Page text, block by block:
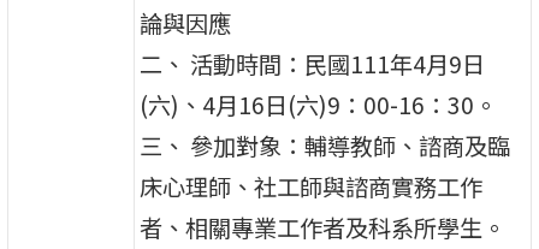
論與因應
二、 活動時間：民國111年4月9日
(六)、4月16日(六)9：00-16：30。
三、 參加對象：輔導教師、諮商及臨
床心理師、社工師與諮商實務工作
者、相關專業工作者及科系所學生。